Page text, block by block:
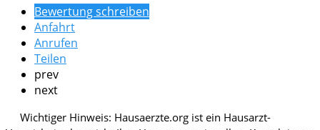
Bewertung schreiben
Anfahrt
Anrufen
Teilen
prev
next